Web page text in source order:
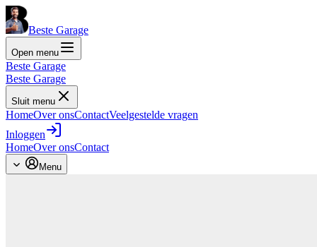
Beste Garage
Open menu
Beste Garage
Beste Garage
Sluit menu
HomeOver onsContactVeelgestelde vragen
Inloggen
HomeOver onsContact
Menu